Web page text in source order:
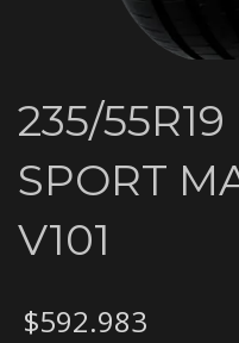
235/
SPORT
V101
$592.983